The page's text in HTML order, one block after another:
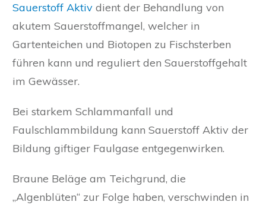
Sauerstoff Aktiv dient der Behandlung von
akutem Sauerstoffmangel, welcher in
Gartenteichen und Biotopen zu Fischsterben
führen kann und reguliert den Sauerstoffgehalt
im Gewässer.
Bei starkem Schlammanfall und
Faulschlammbildung kann Sauerstoff Aktiv der
Bildung giftiger Faulgase entgegenwirken.
Braune Beläge am Teichgrund, die
„Algenblüten“ zur Folge haben, verschwinden in